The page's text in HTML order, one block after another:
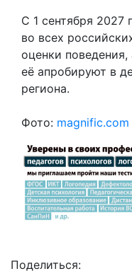
С 1 сентября 2027
во всех
оценки
её апробируют в
региона.
Фото: magnific.com
Поделиться: